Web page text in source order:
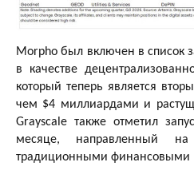
Morpho был включен в список
в качестве
который теперь является
чем $4 миллиардами и
Grayscale также отметил
месяце, направленный
традиционными финансовыми